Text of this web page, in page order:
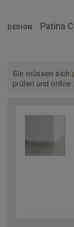
DESIGN Patina
Sie müssen sich
prüfen und